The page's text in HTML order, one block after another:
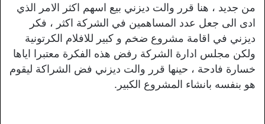
من جديد ، هنا قرر والت ديزني بيع اسهم اكثر الامر الذي
ادى الى جعل عدد المساهمين في الشركة اكثر ، فكر
ديزني في اقامة مشروع ضخم و كبير للافلام الكرتونية
ولكن مجلس ادارة الشركة رفض هذه الفكرة معتبرا اياها
خسارة فادحة ، حينها قرر والت ديزني فض الشراكة ليقوم
هو بنفسه بانشاء المشروع الكبير.